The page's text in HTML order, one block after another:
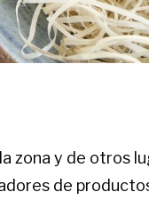
zona y de otros
de